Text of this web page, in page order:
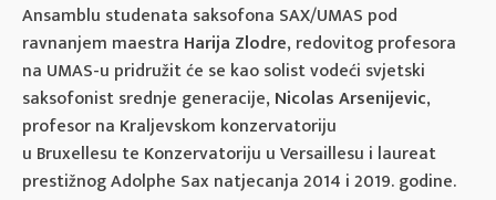
Ansamblu studenata saksofona SAX/UMAS pod
ravnanjem maestra Harija Zlodre, redovitog profesora
na UMAS-u pridružit će se kao solist vodeći svjetski
saksofonist srednje generacije, NicolasArsenijevic,
profesor na Kraljevskom konzervatoriju
u Bruxellesu te Konzervatoriju u Versaillesu i laureat
prestižnog Adolphe Sax natjecanja 2014 i 2019. godine.